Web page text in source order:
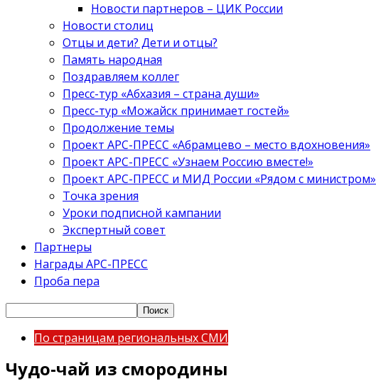
Новости партнеров – ЦИК России
Новости столиц
Отцы и дети? Дети и отцы?
Память народная
Поздравляем коллег
Пресс-тур «Абхазия – страна души»
Пресс-тур «Можайск принимает гостей»
Продолжение темы
Проект АРС-ПРЕСС «Абрамцево – место вдохновения»
Проект АРС-ПРЕСС «Узнаем Россию вместе!»
Проект АРС-ПРЕСС и МИД России «Рядом с министром»
Точка зрения
Уроки подписной кампании
Экспертный совет
Партнеры
Награды АРС-ПРЕСС
Проба пера
По страницам региональных СМИ
Чудо-чай из смородины